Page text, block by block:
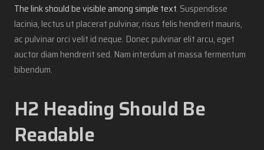
The link should be visible among simple text. Suspendisse
lacinia, lectus ut placerat pulvinar, risus felis hendrerit mauris,
ac pulvinar orci velit id neque. Donec pulvinar elit arcu, eget
auctor diam hendrerit sed. Nam interdum at massa fermentum
bibendum.
H2 Heading Should Be
Readable